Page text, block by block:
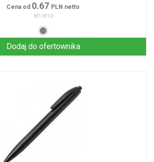
Cena od 0.67 PLN netto
M11810
Dodaj do ofertownika